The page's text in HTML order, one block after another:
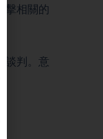
擊相關的
談判。意